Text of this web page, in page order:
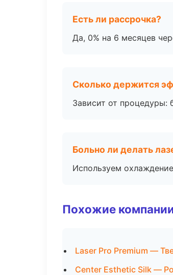
Есть ли рассрочка?
Да, 0% на 6 месяцев
Сколько держится
Зависит от
Больно ли делать
Используем
Похожие
Laser Pro Premium —
Center Esthetic Silk —